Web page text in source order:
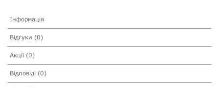
Інформація
Відгуки (0)
Акції (0)
Відповіді (0)